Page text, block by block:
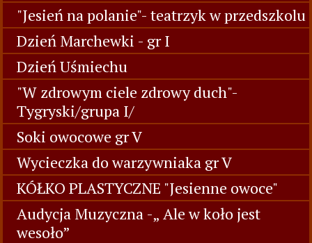
"Jesień na polanie"- teatrzyk w przedszkolu
Dzień Marchewki - gr I
Dzień Uśmiechu
"W zdrowym ciele zdrowy duch"-
Tygryski/grupa I/
Soki owocowe gr V
Wycieczka do warzywniaka gr V
KÓŁKO PLASTYCZNE "Jesienne owoce"
Audycja Muzyczna -„ Ale w koło jest
wesoło”